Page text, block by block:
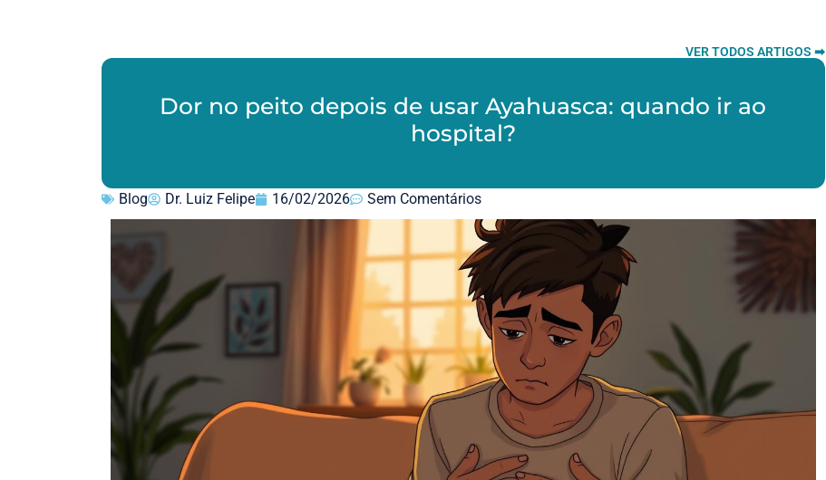
VER TODOS ARTIGOS ➡
Dor no peito depois de usar Ayahuasca: quando ir ao
hospital?
Blog Dr. Luiz Felipe 16/02/2026 Sem Comentários